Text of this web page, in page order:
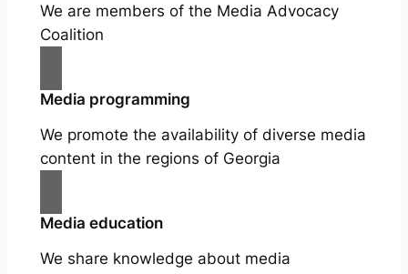
We are members of the Media Advocacy
Coalition
Media programming
We promote the availability of diverse media
content in the regions of Georgia
Media education
We share knowledge about media